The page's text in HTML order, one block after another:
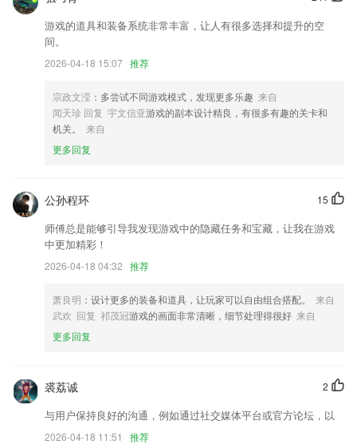
速8直播更新了什么?
还优化了部分使用体验和细节
交接单优化签名页面，提升用户使用体验
新增重庆安全模块
夜间甩卖特价优惠，16:00后订酒店限时5折起！
电视节目随心看，足不出户去旅行，一起学习新技能
以上就是速8直播的介绍，如果您喜欢这款软件，您可以到应用商店进行
打分评论，说出您的使用经历，以帮助我们更好的对产品进行优化修改。
游戏的道具和装备系统非常丰富，让人有很多选择和提升的空
间。
2026-04-18 15:07 推荐
宗政文滢 ：多尝试不同游戏模式，发现更多乐趣 来自
闻天珍 回复 宇文信亚游戏的副本设计精良，有很多有趣的关卡和
机关。
来自
更多回复
15
公孙程环
师傅总是能够引导我发现游戏中的隐藏任务和宝藏，让我在游戏
中更加精彩！
2026-04-18 04:32 推荐
萧良明 ：设计更多的装备和道具，让玩家可以自由组合搭配。
来自
武欢 回复 祁茂冠游戏的画面非常清晰，细节处理得很好 来自
更多回复
2
裘荔诚
与用户保持良好的沟通，例如通过社交媒体平台或官方论坛，以
2026-04-18 11:51 推荐